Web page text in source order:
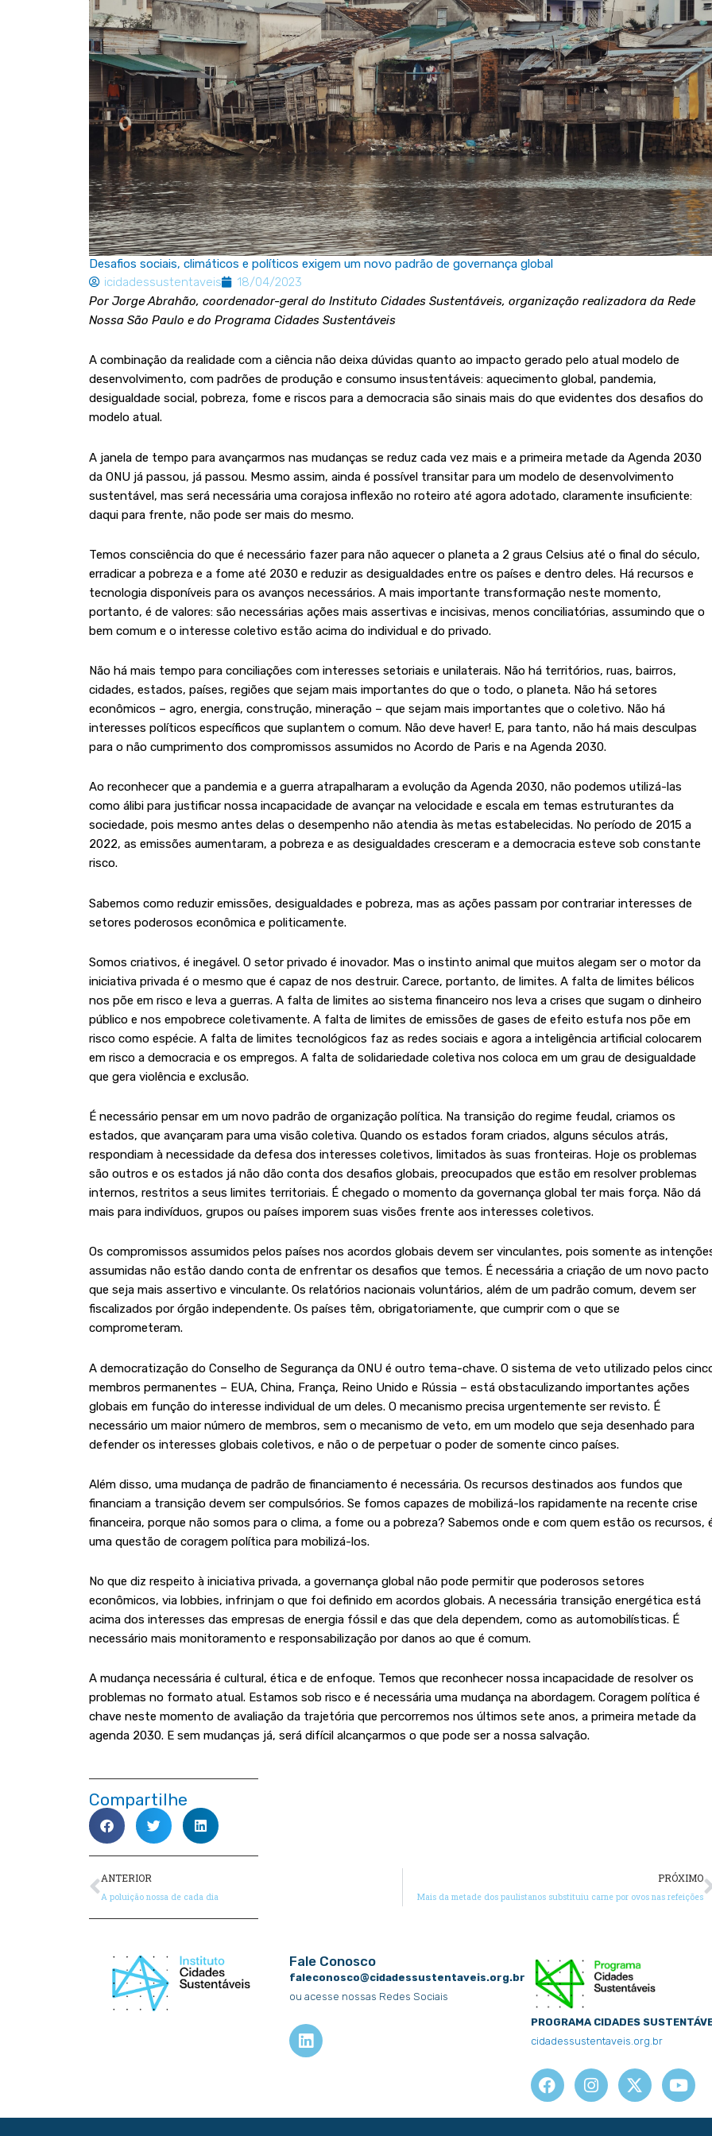
Desafios sociais, climáticos e políticos exigem um novo padrão de governança global
icidadessustentaveis
18/04/2023
Por Jorge Abrahão, coordenador-geral do Instituto Cidades Sustentáveis, organização realizadora da Rede
Nossa São Paulo e do Programa Cidades Sustentáveis
A combinação da realidade com a ciência não deixa dúvidas quanto ao impacto gerado pelo atual modelo de
desenvolvimento, com padrões de produção e consumo insustentáveis: aquecimento global, pandemia,
desigualdade social, pobreza, fome e riscos para a democracia são sinais mais do que evidentes dos desafios do
modelo atual.
A janela de tempo para avançarmos nas mudanças se reduz cada vez mais e a primeira metade da Agenda 2030
da ONU já passou, já passou. Mesmo assim, ainda é possível transitar para um modelo de desenvolvimento
sustentável, mas será necessária uma corajosa inflexão no roteiro até agora adotado, claramente insuficiente:
daqui para frente, não pode ser mais do mesmo.
Temos consciência do que é necessário fazer para não aquecer o planeta a 2 graus Celsius até o final do século,
erradicar a pobreza e a fome até 2030 e reduzir as desigualdades entre os países e dentro deles. Há recursos e
tecnologia disponíveis para os avanços necessários. A mais importante transformação neste momento,
portanto, é de valores: são necessárias ações mais assertivas e incisivas, menos conciliatórias, assumindo que o
bem comum e o interesse coletivo estão acima do individual e do privado.
Não há mais tempo para conciliações com interesses setoriais e unilaterais. Não há territórios, ruas, bairros,
cidades, estados, países, regiões que sejam mais importantes do que o todo, o planeta. Não há setores
econômicos – agro, energia, construção, mineração – que sejam mais importantes que o coletivo. Não há
interesses políticos específicos que suplantem o comum. Não deve haver! E, para tanto, não há mais desculpas
para o não cumprimento dos compromissos assumidos no Acordo de Paris e na Agenda 2030.
Ao reconhecer que a pandemia e a guerra atrapalharam a evolução da Agenda 2030, não podemos utilizá-las
como álibi para justificar nossa incapacidade de avançar na velocidade e escala em temas estruturantes da
sociedade, pois mesmo antes delas o desempenho não atendia às metas estabelecidas. No período de 2015 a
2022, as emissões aumentaram, a pobreza e as desigualdades cresceram e a democracia esteve sob constante
risco.
Sabemos como reduzir emissões, desigualdades e pobreza, mas as ações passam por contrariar interesses de
setores poderosos econômica e politicamente.
Somos criativos, é inegável. O setor privado é inovador. Mas o instinto animal que muitos alegam ser o motor da
iniciativa privada é o mesmo que é capaz de nos destruir. Carece, portanto, de limites. A falta de limites bélicos
nos põe em risco e leva a guerras. A falta de limites ao sistema financeiro nos leva a crises que sugam o dinheiro
público e nos empobrece coletivamente. A falta de limites de emissões de gases de efeito estufa nos põe em
risco como espécie. A falta de limites tecnológicos faz as redes sociais e agora a inteligência artificial colocarem
em risco a democracia e os empregos. A falta de solidariedade coletiva nos coloca em um grau de desigualdade
que gera violência e exclusão.
É necessário pensar em um novo padrão de organização política. Na transição do regime feudal, criamos os
estados, que avançaram para uma visão coletiva. Quando os estados foram criados, alguns séculos atrás,
respondiam à necessidade da defesa dos interesses coletivos, limitados às suas fronteiras. Hoje os problemas
são outros e os estados já não dão conta dos desafios globais, preocupados que estão em resolver problemas
internos, restritos a seus limites territoriais. É chegado o momento da governança global ter mais força. Não dá
mais para indivíduos, grupos ou países imporem suas visões frente aos interesses coletivos.
Os compromissos assumidos pelos países nos acordos globais devem ser vinculantes, pois somente as
assumidas não estão dando conta de enfrentar os desafios que temos. É necessária a criação de um novo pacto
que seja mais assertivo e vinculante. Os relatórios nacionais voluntários, além de um padrão comum, devem ser
fiscalizados por órgão independente. Os países têm, obrigatoriamente, que cumprir com o que se
comprometeram.
A democratização do Conselho de Segurança da ONU é outro tema-chave. O sistema de veto utilizado pelos
membros permanentes – EUA, China, França, Reino Unido e Rússia – está obstaculizando importantes ações
globais em função do interesse individual de um deles. O mecanismo precisa urgentemente ser revisto. É
necessário um maior número de membros, sem o mecanismo de veto, em um modelo que seja desenhado para
defender os interesses globais coletivos, e não o de perpetuar o poder de somente cinco países.
Além disso, uma mudança de padrão de financiamento é necessária. Os recursos destinados aos fundos que
financiam a transição devem ser compulsórios. Se fomos capazes de mobilizá-los rapidamente na recente crise
financeira, porque não somos para o clima, a fome ou a pobreza? Sabemos onde e com quem estão os recursos,
uma questão de coragem política para mobilizá-los.
No que diz respeito à iniciativa privada, a governança global não pode permitir que poderosos setores
econômicos, via lobbies, infrinjam o que foi definido em acordos globais. A necessária transição energética está
acima dos interesses das empresas de energia fóssil e das que dela dependem, como as automobilísticas. É
necessário mais monitoramento e responsabilização por danos ao que é comum.
A mudança necessária é cultural, ética e de enfoque. Temos que reconhecer nossa incapacidade de resolver os
problemas no formato atual. Estamos sob risco e é necessária uma mudança na abordagem. Coragem política é
chave neste momento de avaliação da trajetória que percorremos nos últimos sete anos, a primeira metade da
agenda 2030. E sem mudanças já, será difícil alcançarmos o que pode ser a nossa salvação.
Compartilhe
Anterior
ANTERIOR
A poluição nossa de cada dia
PRÓXIMO
Mais da metade dos paulistanos substituiu carne por ovos nas refeições
Fale Conosco
faleconosco@cidadessustentaveis.org.br
ou acesse nossas Redes Sociais
L
i
d
PROGRAMA CIDADES
cidadessustentaveis.org.br
F
a
I
n
X
-
Y
o